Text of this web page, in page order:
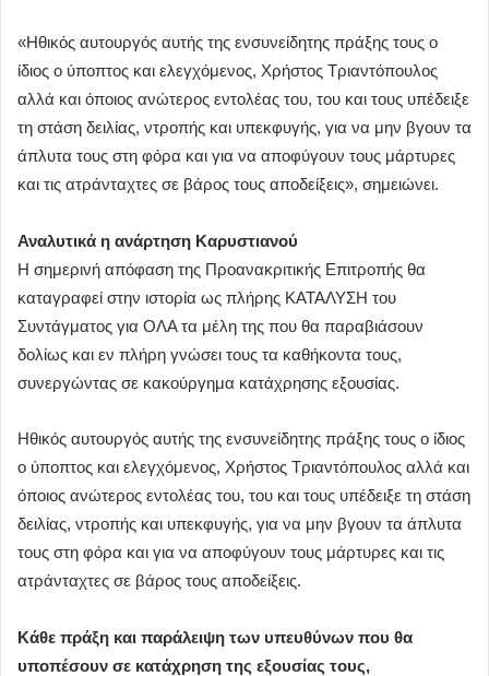
«Ηθικός αυτουργός αυτής της ενσυνείδητης πράξης τους ο
ίδιος ο ύποπτος και ελεγχόμενος, Χρήστος Τριαντόπουλος
αλλά και όποιος ανώτερος εντολέας του, του και τους υπέδειξε
τη στάση δειλίας, ντροπής και υπεκφυγής, για να μην βγουν τα
άπλυτα τους στη φόρα και για να αποφύγουν τους μάρτυρες
και τις ατράνταχτες σε βάρος τους αποδείξεις», σημειώνει.
Αναλυτικά η ανάρτηση Καρυστιανού
Η σημερινή απόφαση της Προανακριτικής Επιτροπής θα
καταγραφεί στην ιστορία ως πλήρης ΚΑΤΑΛΥΣΗ του
Συντάγματος για ΟΛΑ τα μέλη της που θα παραβιάσουν
δολίως και εν πλήρη γνώσει τους τα καθήκοντα τους,
συνεργώντας σε κακούργημα κατάχρησης εξουσίας.
Ηθικός αυτουργός αυτής της ενσυνείδητης πράξης τους ο ίδιος
ο ύποπτος και ελεγχόμενος, Χρήστος Τριαντόπουλος αλλά και
όποιος ανώτερος εντολέας του, του και τους υπέδειξε τη στάση
δειλίας, ντροπής και υπεκφυγής, για να μην βγουν τα άπλυτα
τους στη φόρα και για να αποφύγουν τους μάρτυρες και τις
ατράνταχτες σε βάρος τους αποδείξεις.
Κάθε πράξη και παράλειψη των υπευθύνων που θα
υποπέσουν σε κατάχρηση της εξουσίας τους,